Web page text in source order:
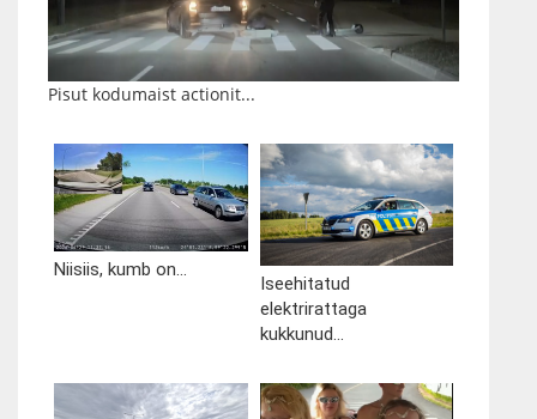
Pisut kodumaist actionit...
Niisiis, kumb on...
Iseehitatud
elektrirattaga
kukkunud...